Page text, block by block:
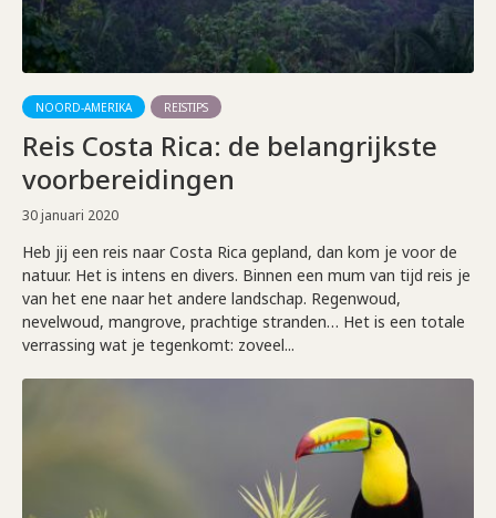
NOORD-AMERIKA REISTIPS
Reis Costa Rica: de belangrijkste
voorbereidingen
30 januari 2020
Heb jij een reis naar Costa Rica gepland, dan kom je voor de
natuur. Het is intens en divers. Binnen een mum van tijd reis je
van het ene naar het andere landschap. Regenwoud,
nevelwoud, mangrove, prachtige stranden… Het is een totale
verrassing wat je tegenkomt: zoveel...